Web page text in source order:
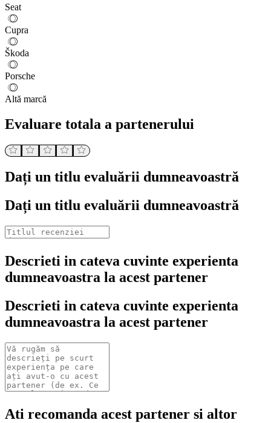
Seat
Cupra
Škoda
Porsche
Altă marcă
Evaluare totala a partenerului
Dați un titlu evaluării dumneavoastră
Dați un titlu evaluării dumneavoastră
Descrieti in cateva cuvinte experienta
dumneavoastra la acest partener
Descrieti in cateva cuvinte experienta
dumneavoastra la acest partener
Ati recomanda acest partener si altor